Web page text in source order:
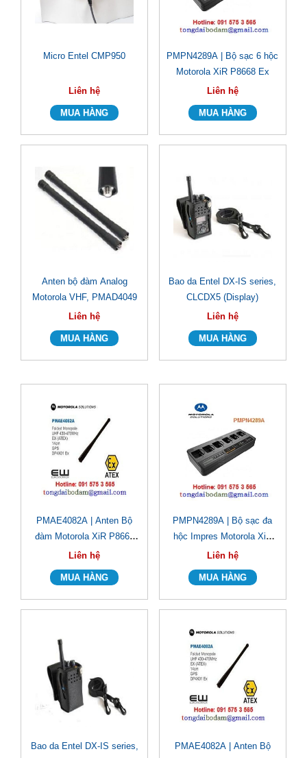
Micro Entel CMP950
Liên hệ
PMPN4289A | Bộ sạc 6 hộc
Motorola XiR P8668 Ex
Liên hệ
Anten bộ đàm Analog
Motorola VHF, PMAD4049
Liên hệ
Bao da Entel DX-IS series,
CLCDX5 (Display)
Liên hệ
PMAE4082A | Anten Bộ
đàm Motorola XiR P8668
Ex UHF
Liên hệ
PMPN4289A | Bộ sạc đa
hộc Impres Motorola XiR
P8660i/ P8668i
Liên hệ
Bao da Entel DX-IS series,
PMAE4082A | Anten Bộ